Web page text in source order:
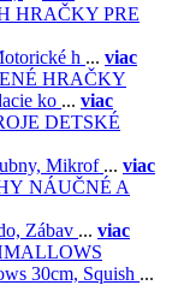
HRAČKY PRE
h ... viac
HRAČKY
ko ... viac
DETSKÉ
Mikrof ... viac
NÁUČNÉ A
Zábav ... viac
30cm, Squish ...